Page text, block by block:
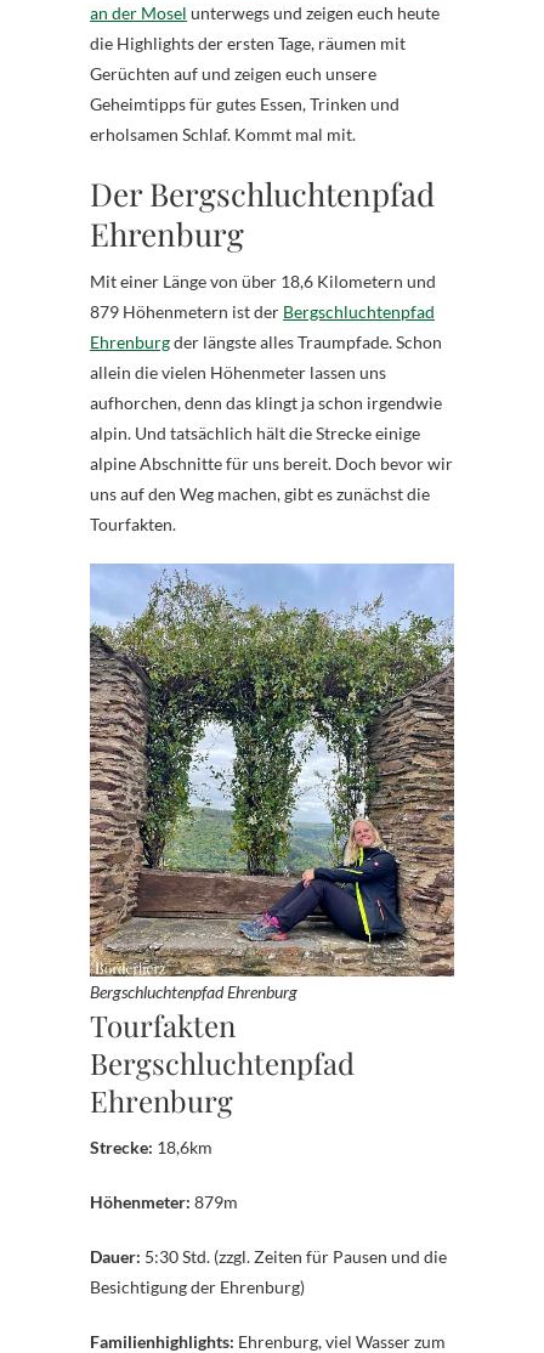
an der Mosel unterwegs und zeigen euch heute
die Highlights der ersten Tage, räumen mit
Gerüchten auf und zeigen euch unsere
Geheimtipps für gutes Essen, Trinken und
erholsamen Schlaf. Kommt mal mit.
Der Bergschluchtenpfad
Ehrenburg
Mit einer Länge von über 18,6 Kilometern und
879 Höhenmetern ist der Bergschluchtenpfad
Ehrenburgder längste alles Traumpfade. Schon
allein die vielen Höhenmeter lassen uns
aufhorchen, denn das klingt ja schon irgendwie
alpin. Und tatsächlich hält die Strecke einige
alpine Abschnitte für uns bereit. Doch bevor wir
uns auf den Weg machen, gibt es zunächst die
Tourfakten.
Bergschluchtenpfad Ehrenburg
Tourfakten
Bergschluchtenpfad
Ehrenburg
Strecke: 18,6km
Höhenmeter: 879m
Dauer: 5:30 Std. (zzgl. Zeiten für Pausen und die
Besichtigung der Ehrenburg)
Familienhighlights: Ehrenburg, viel Wasser zum